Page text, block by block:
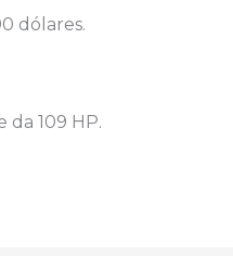
dólares.
da 109 HP.